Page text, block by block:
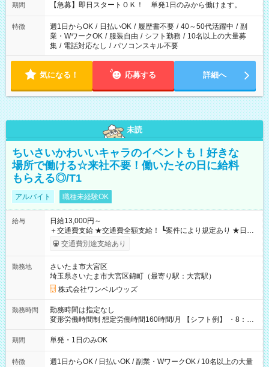
期間 【急募】即日スタートＯＫ！ 単発1日のみから働けます。
特徴 週1日からOK / 日払いOK / 履歴書不要 / 40～50代活躍中 / 副
業・WワークOK / 服装自由 / シフト勤務 / 10名以上の大量募
集 / 電話対応なし / パソコンスキル不要
気になる！ 応募する 詳細へ
未読
ちいさいかわいいキャラのイベントも！好きな
場所で働ける☆来社不要！働いたその日に給料
もらえる◎/T1
アルバイト 職種未経験OK
給与
日給13,000円～
＋交通費支給 ★交通費全額支給！ ┗案件により規定あり ★日払
いOK！（規定あり） ┗働いたその日に現金GET♪ お仕事後はコ
ンビニATMから 日払い分を引き落とせます！ 【試用期間】試
交通費別途支給あり
勤務地
さいたま市大宮区
埼玉県さいたま市大宮区錦町（最寄り駅：大宮駅）
株式会社ワンベルウッズ
勤務時間
勤務時間は指定なし
変形労働時間制 想定労働時間160時間/月 【シフト例】 ・8：00
～21：00
期間 単発・1日のみOK
特徴 週1日からOK / 日払いOK / 副業・WワークOK / 10名以上の大量